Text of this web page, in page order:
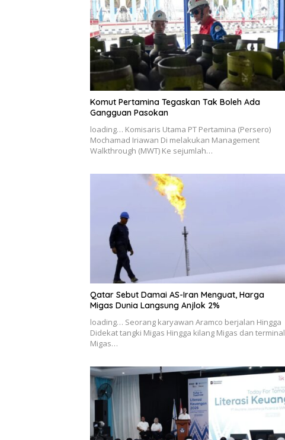
Komut Pertamina Tegaskan Tak Boleh Ada
Gangguan Pasokan
loading… Komisaris Utama PT Pertamina (Persero)
Mochamad Iriawan Di melakukan Management
Walkthrough (MWT) Ke sejumlah…
Qatar Sebut Damai AS-Iran Menguat, Harga
Migas Dunia Langsung Anjlok 2%
loading… Seorang karyawan Aramco berjalan Hingga
Didekat tangki Migas Hingga kilang Migas dan terminal
Migas…